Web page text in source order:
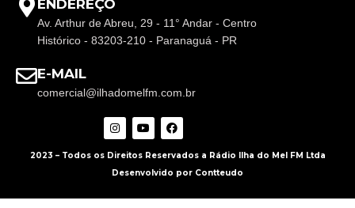
ENDEREÇO
Av. Arthur de Abreu, 29 - 11° Andar - Centro
Histórico - 83203-210 - Paranaguá - PR
E-MAIL
comercial@ilhadomelfm.com.br
2023 – Todos os Direitos Reservados a Rádio Ilha do Mel FM Ltda
Desenvolvido por Contteudo